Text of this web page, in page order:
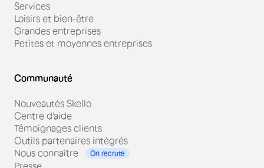
Services
Loisirs et bien-être
Grandes entreprises
Petites et moyennes entreprises
Communauté
Nouveautés Skello
Centre d'aide
Témoignages clients
Outils partenaires intégrés
Nous connaître
On recrute
Presse